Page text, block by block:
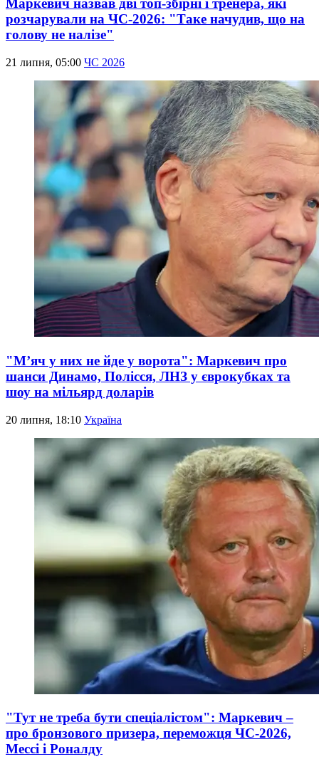
Маркевич назвав дві топ-збірні і тренера, які
розчарували на ЧС-2026: "Таке начудив, що на
голову не налізе"
21 липня, 05:00 ЧС 2026
"М’яч у них не йде у ворота": Маркевич про
шанси Динамо, Полісся, ЛНЗ у єврокубках та
шоу на мільярд доларів
20 липня, 18:10 Україна
"Тут не треба бути спеціалістом": Маркевич –
про бронзового призера, переможця ЧС-2026,
Мессі і Роналду